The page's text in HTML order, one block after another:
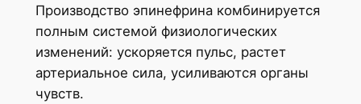
Производство эпинефрина комбинируется
полным системой физиологических
изменений: ускоряется пульс, растет
артериальное сила, усиливаются органы
чувств.